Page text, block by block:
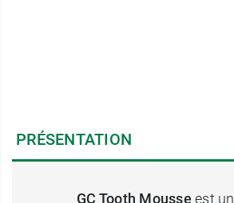
PRÉSENTATION
GC Tooth Mousse est